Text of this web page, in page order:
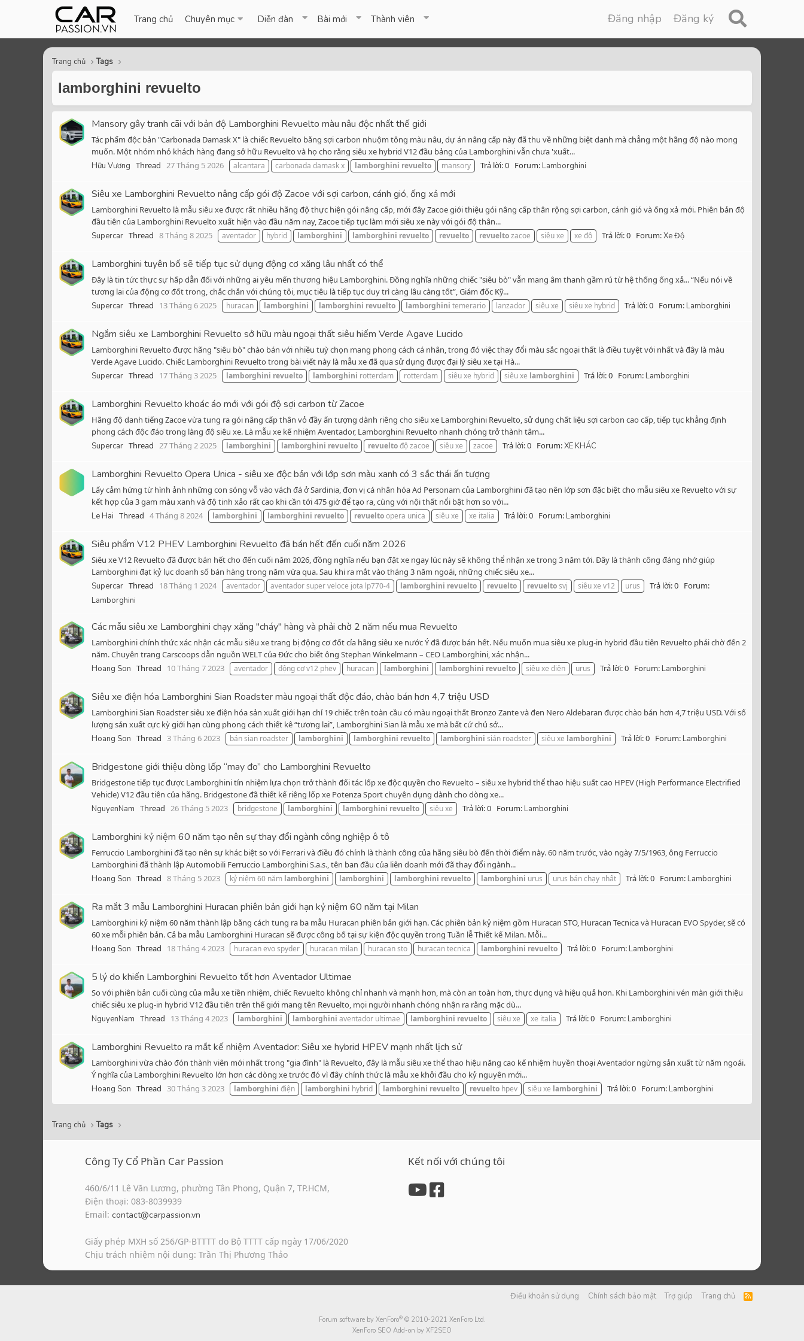
Trang chủ Chuyên mục Diễn đàn Bài mới Thành viên Đăng nhập Đăng ký
Trang chủ Tags
lamborghini revuelto
Mansory gây tranh cãi với bản độ Lamborghini Revuelto màu nâu độc nhất thế giới
Tác phẩm độc bản "Carbonada Damask X" là chiếc Revuelto bằng sợi carbon nhuộm tông màu nâu, dự án nâng cấp này đã thu về những biệt danh mà chẳng một hãng độ nào mong
muốn. Một nhóm nhỏ khách hàng đang sở hữu Revuelto và họ cho rằng siêu xe hybrid V12 đầu bảng của Lamborghini vẫn chưa 'xuất...
Hữu Vương Thread 27 Tháng 5 2026 alcantara carbonada damask x lamborghini revuelto mansory Trả lời: 0 Forum:Lamborghini
Siêu xe Lamborghini Revuelto nâng cấp gói độ Zacoe với sợi carbon, cánh gió, ống xả mới
Lamborghini Revuelto là mẫu siêu xe được rất nhiều hãng độ thực hiện gói nâng cấp, mới đây Zacoe giới thiệu gói nâng cấp thân rộng sợi carbon, cánh gió và ống xả mới. Phiên bản độ
đầu tiên của Lamborghini Revuelto xuất hiện vào đầu năm nay, Zacoe tiếp tục làm mới siêu xe này với gói độ thân...
Supercar Thread 8 Tháng 8 2025 aventador hybrid lamborghini lamborghini revuelto revuelto revueltozacoe siêu xe xe độ Trả lời: 0 Forum:Xe Độ
Lamborghini tuyên bố sẽ tiếp tục sử dụng động cơ xăng lâu nhất có thể
Đây là tin tức thực sự hấp dẫn đối với những ai yêu mến thương hiệu Lamborghini. Đồng nghĩa những chiếc "siêu bò" vẫn mang âm thanh gầm rú từ hệ thống ống xả... “Nếu nói về
tương lai của động cơ đốt trong, chắc chắn với chúng tôi, mục tiêu là tiếp tục duy trì càng lâu càng tốt”, Giám đốc Kỹ...
Supercar Thread 13 Tháng 6 2025 huracan lamborghini lamborghini revuelto lamborghini temerario lanzador siêu xe siêu xe hybrid Trả lời: 0 Forum:Lamborghini
Ngắm siêu xe Lamborghini Revuelto sở hữu màu ngoại thất siêu hiếm Verde Agave Lucido
Lamborghini Revuelto được hãng "siêu bò" chào bán với nhiều tuỳ chọn mang phong cách cá nhân, trong đó việc thay đổi màu sắc ngoại thất là điều tuyệt với nhất và đây là màu
Verde Agave Lucido. Chiếc Lamborghini Revuelto trong bài viết này là mẫu xe đã qua sử dụng được đại lý siêu xe tại Hà...
Supercar Thread 17 Tháng 3 2025 lamborghini revuelto lamborghini rotterdam rotterdam siêu xe hybrid siêu xe lamborghini Trả lời: 0 Forum:Lamborghini
Lamborghini Revuelto khoác áo mới với gói độ sợi carbon từ Zacoe
Hãng độ danh tiếng Zacoe vừa tung ra gói nâng cấp thân vỏ đầy ấn tượng dành riêng cho siêu xe Lamborghini Revuelto, sử dụng chất liệu sợi carbon cao cấp, tiếp tục khẳng định
phong cách độc đáo trong làng độ siêu xe. Là mẫu xe kế nhiệm Aventador, Lamborghini Revuelto nhanh chóng trở thành tâm...
Supercar Thread 27 Tháng 2 2025 lamborghini lamborghini revuelto revueltođộ zacoe siêu xe zacoe Trả lời: 0 Forum:XE KHÁC
Lamborghini Revuelto Opera Unica - siêu xe độc bản với lớp sơn màu xanh có 3 sắc thái ấn tượng
Lấy cảm hứng từ hình ảnh những con sóng vỗ vào vách đá ở Sardinia, đơn vị cá nhân hóa Ad Personam của Lamborghini đã tạo nên lớp sơn đặc biệt cho mẫu siêu xe Revuelto với sự
kết hợp của 3 gam màu xanh và độ tinh xảo rất cao khi cần tới 475 giờ để tạo ra, cùng với nội thất nổi bật hơn so với...
Le Hai Thread 4 Tháng 8 2024 lamborghini lamborghini revuelto revueltoopera unica siêu xe xe italia Trả lời: 0 Forum:Lamborghini
Siêu phẩm V12 PHEV Lamborghini Revuelto đã bán hết đến cuối năm 2026
Siêu xe V12 Revuelto đã được bán hết cho đến cuối năm 2026, đồng nghĩa nếu bạn đặt xe ngay lúc này sẽ không thể nhận xe trong 3 năm tới. Đây là thành công đáng nhớ giúp
Lamborghini đạt kỷ lục doanh số bán hàng trong năm vừa qua. Sau khi ra mắt vào tháng 3 năm ngoái, những chiếc siêu xe...
Supercar Thread 18 Tháng 1 2024 aventador aventador super veloce jota lp770-4 lamborghini revuelto revuelto revueltosvj siêu xe v12 urus Trả lời: 0 Forum:
Lamborghini
Các mẫu siêu xe Lamborghini chạy xăng "cháy" hàng và phải chờ 2 năm nếu mua Revuelto
Lamborghini chính thức xác nhận các mẫu siêu xe trang bị động cơ đốt cỉa hãng siêu xe nước Ý đã được bán hết. Nếu muốn mua siêu xe plug-in hybrid đầu tiên Revuelto phải chờ đến 2
năm. Chuyên trang Carscoops dẫn nguồn WELT của Đức cho biết ông Stephan Winkelmann – CEO Lamborghini, xác nhận...
Hoang Son Thread 10 Tháng 7 2023 aventador động cơ v12 phev huracan lamborghini lamborghini revuelto siêu xe điện urus Trả lời: 0 Forum:Lamborghini
Siêu xe điện hóa Lamborghini Sian Roadster màu ngoại thất độc đáo, chào bán hơn 4,7 triệu USD
Lamborghini Sian Roadster siêu xe điện hóa sản xuất giới hạn chỉ 19 chiếc trên toàn cầu có màu ngoại thất Bronzo Zante và đen Nero Aldebaran được chào bán hơn 4,7 triệu USD. Với số
lượng sản xuất cực kỳ giới hạn cùng phong cách thiết kê “tương lai”, Lamborghini Sian là mẫu xe mà bất cứ chủ sở...
Hoang Son Thread 3 Tháng 6 2023 bán sian roadster lamborghini lamborghini revuelto lamborghini sián roadster siêu xe lamborghini Trả lời: 0 Forum:Lamborghini
Bridgestone giới thiệu dòng lốp “may đo” cho Lamborghini Revuelto
Bridgestone tiếp tục được Lamborghini tín nhiệm lựa chọn trở thành đối tác lốp xe độc quyền cho Revuelto – siêu xe hybrid thể thao hiệu suất cao HPEV (High Performance Electrified
Vehicle) V12 đầu tiên của hãng. Bridgestone đã thiết kế riêng lốp xe Potenza Sport chuyên dụng dành cho dòng xe...
NguyenNam Thread 26 Tháng 5 2023 bridgestone lamborghini lamborghini revuelto siêu xe Trả lời: 0 Forum:Lamborghini
Lamborghini kỷ niệm 60 năm tạo nên sự thay đổi ngành công nghiệp ô tô
Ferruccio Lamborghini đã tạo nên sự khác biệt so với Ferrari và điều đó chính là thành công của hãng siêu bò đến thời điểm này. 60 năm trước, vào ngày 7/5/1963, ông Ferruccio
Lamborghini đã thành lập Automobili Ferruccio Lamborghini S.a.s., tên ban đầu của liên doanh mới đã thay đổi ngành...
Hoang Son Thread 8 Tháng 5 2023 kỷ niệm 60 năm lamborghini lamborghini lamborghini revuelto lamborghini urus urus bán chạy nhất Trả lời: 0 Forum:Lamborghini
Ra mắt 3 mẫu Lamborghini Huracan phiên bản giới hạn kỷ niệm 60 năm tại Milan
Lamborghini kỷ niệm 60 năm thành lập bằng cách tung ra ba mẫu Huracan phiên bản giới hạn. Các phiên bản kỷ niệm gồm Huracan STO, Huracan Tecnica và Huracan EVO Spyder, sẽ có
60 xe mỗi phiên bản. Cả ba mẫu Lamborghini Huracan sẽ được công bố tại sự kiện độc quyền trong Tuần lễ Thiết kế Milan. Mỗi...
Hoang Son Thread 18 Tháng 4 2023 huracan evo spyder huracan milan huracan sto huracan tecnica lamborghini revuelto Trả lời: 0 Forum:Lamborghini
5 lý do khiến Lamborghini Revuelto tốt hơn Aventador Ultimae
So với phiên bản cuối cùng của mẫu xe tiền nhiệm, chiếc Revuelto không chỉ nhanh và mạnh hơn, mà còn an toàn hơn, thực dụng và hiệu quả hơn. Khi Lamborghini vén màn giới thiệu
chiếc siêu xe plug-in hybrid V12 đầu tiên trên thế giới mang tên Revuelto, mọi người nhanh chóng nhận ra rằng mặc dù...
NguyenNam Thread 13 Tháng 4 2023 lamborghini lamborghini aventador ultimae lamborghini revuelto siêu xe xe italia Trả lời: 0 Forum:Lamborghini
Lamborghini Revuelto ra mắt kế nhiệm Aventador: Siêu xe hybrid HPEV mạnh nhất lịch sử
Lamborghini vừa chào đón thành viên mới nhất trong "gia đình" là Revuelto, đây là mẫu siêu xe thể thao hiệu năng cao kế nhiệm huyền thoại Aventador ngừng sản xuất từ năm ngoái.
Ý nghĩa của Lamborghini Revuelto lớn hơn các dòng xe trước đó vì đây chính thức là mẫu xe khởi đầu cho kỷ nguyên mới...
Hoang Son Thread 30 Tháng 3 2023 lamborghini điện lamborghini hybrid lamborghini revuelto revuelto hpev siêu xe lamborghini Trả lời: 0 Forum:Lamborghini
Trang chủ Tags
Công Ty Cổ Phần Car Passion
460/6/11 Lê Văn Lương, phường Tân Phong, Quận 7, TP.HCM,
Điện thoại: 083-8039939
Email: contact@carpassion.vn
Giấy phép MXH số 256/GP-BTTTT do Bộ TTTT cấp ngày 17/06/2020
Chịu trách nhiệm nội dung: Trần Thị Phương Thảo
Kết nối với chúng tôi
Điều khoản sử dụng Chính sách bảo mật Trợ giúp Trang chủ
R
S
Forum software by XenForo® © 2010-2021 XenForo Ltd.
XenForo SEO Add-on by XF2SEO